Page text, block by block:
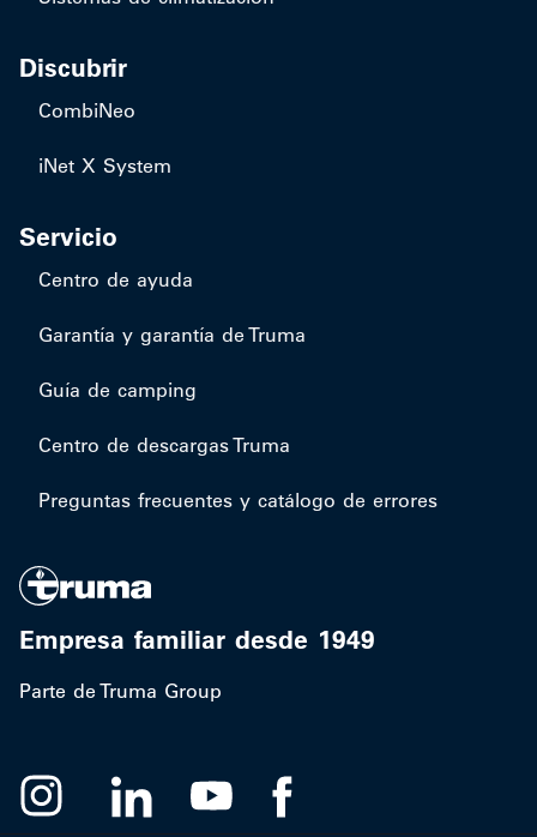
Discubrir
CombiNeo
iNet X System
Servicio
Centro de ayuda
Garantía y garantía de Truma
Guía de camping
Centro de descargas Truma
Preguntas frecuentes y catálogo de errores
Empresa familiar desde 1949
Parte de Truma Group